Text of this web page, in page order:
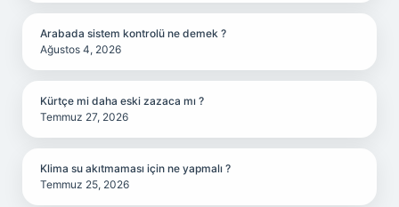
Arabada sistem kontrolü ne demek ?
Ağustos 4, 2026
Kürtçe mi daha eski zazaca mı ?
Temmuz 27, 2026
Klima su akıtmaması için ne yapmalı ?
Temmuz 25, 2026